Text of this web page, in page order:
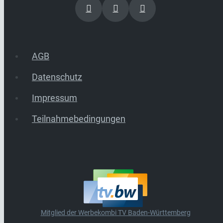
AGB
Datenschutz
Impressum
Teilnahmebedingungen
Mitglied der Werbekombi TV Baden-Württemberg